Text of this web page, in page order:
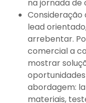
na jornada de
Consideração
lead
arrebentar.
comercial a
mostrar
abordagem:
materiais,